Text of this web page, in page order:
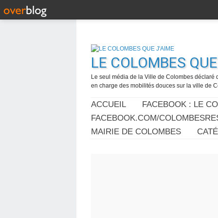
LE COLOMBES
Le seul média de la Ville de Colombes
en charge des mobilités douces sur la ville de
ACCUEIL
FACEBOOK : LE
FACEBOOK.COM/
MAIRIE DE COLOMBES